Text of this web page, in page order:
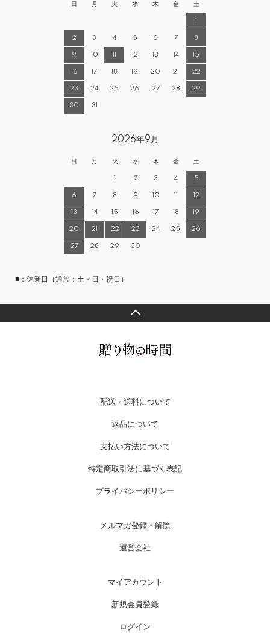
日 月 火 水 木 金 土
1
2 3 4 5 6 7 8
9 10 11 12 13 14 15
16 17 18 19 20 21 22
23 24 25 26 27 28 29
30 31
2026年9月
日 月 火 水 木 金 土
1 2 3 4 5
6 7 8 9 10 11 12
13 14 15 16 17 18 19
20 21 22 23 24 25 26
27 28 29 30
■：休業日（通常：土・日・祝日）
配送・送料について
返品について
支払い方法について
特定商取引法に基づく表記
プライバシーポリシー
メルマガ登録・解除
運営会社
マイアカウント
新規会員登録
ログイン